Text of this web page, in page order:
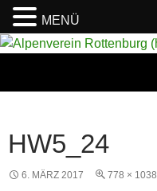
HW5_24
6. MÄRZ 2017 778 × 1038
MENÜ